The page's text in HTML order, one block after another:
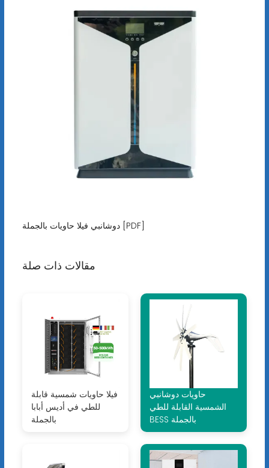
دوشانبي فيلا حاويات بالجملة [PDF]
مقالات ذات صلة
فيلا حاويات شمسية قابلة
للطي في أديس أبابا
بالجملة
حاويات دوشانبي
الشمسية القابلة للطي
BESS بالجملة